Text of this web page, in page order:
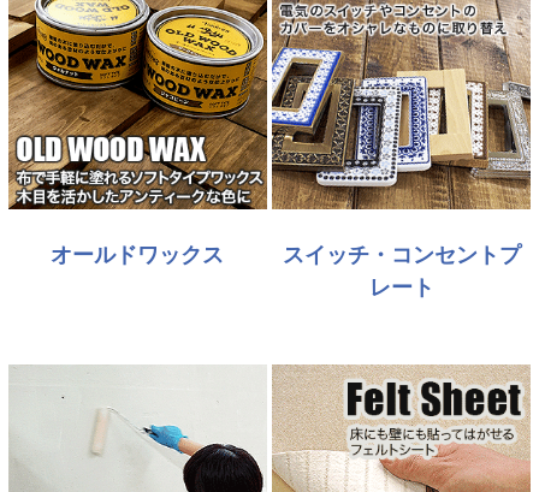
オールドワックス
スイッチ・コンセントプ
レート